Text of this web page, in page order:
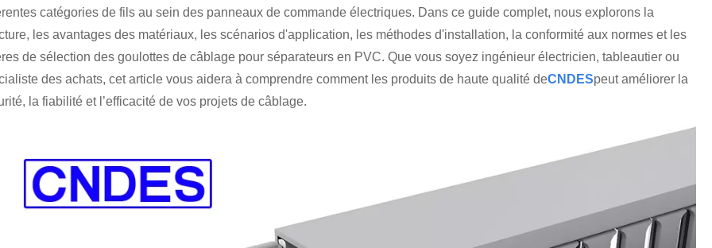
Македонски Lietuvos
Română Slovenski मराठी
catégories de fils au sein des panneaux de commande électriques. Dans ce guide complet, nous explorons la
les avantages des matériaux, les scénarios d'application, les méthodes d'installation, la conformité aux normes et les
de sélection des goulottes de câblage pour séparateurs en PVC. Que vous soyez ingénieur électricien, tableautier ou
des achats, cet article vous aidera à comprendre comment les produits de haute qualité deCNDESpeut améliorer la
la fiabilité et l’efficacité de vos projets de câblage.